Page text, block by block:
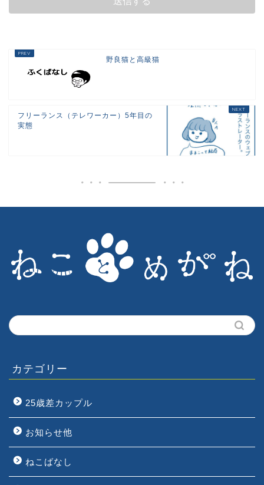
野良猫と高級猫
フリーランス（テレワーカー）5年目の
実態
カテゴリー
25歳差カップル
お知らせ他
ねこばなし